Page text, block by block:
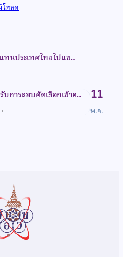
โหลด
ทนประเทศไทยไปแข…
11
พ.ค.
บการสอบคัดเลือกเข้าค…
→